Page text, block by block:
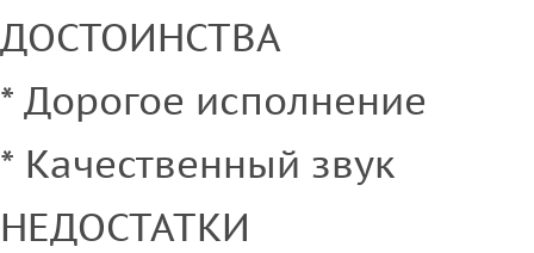
ДОСТОИНСТВА
* Дорогое исполнение
* Качественный звук
НЕДОСТАТКИ